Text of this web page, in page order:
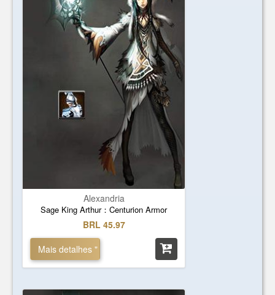
Alexandria
Sage King Arthur：Centurion Armor
BRL 45.97
Mais detalhes "